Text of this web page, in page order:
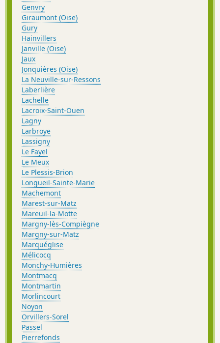
Genvry
Giraumont (Oise)
Gury
Hainvillers
Janville (Oise)
Jaux
Jonquières (Oise)
La Neuville-sur-Ressons
Laberlière
Lachelle
Lacroix-Saint-Ouen
Lagny
Larbroye
Lassigny
Le Fayel
Le Meux
Le Plessis-Brion
Longueil-Sainte-Marie
Machemont
Marest-sur-Matz
Mareuil-la-Motte
Margny-lès-Compiègne
Margny-sur-Matz
Marquéglise
Mélicocq
Monchy-Humières
Montmacq
Montmartin
Morlincourt
Noyon
Orvillers-Sorel
Passel
Pierrefonds